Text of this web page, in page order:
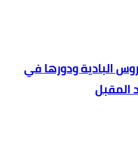
البادية ودورها في
المقبل